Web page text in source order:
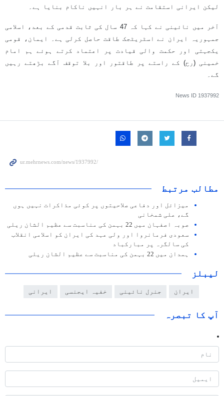
لیکن ایرانی استقامت نے ہر بار انہیں ناکام بنایا ہے۔
آخر میں نائینی نے کہا کہ 47 سال کی ثابت قدمی کے بعد، اسلامی
جمہوریہ ایران نے اسٹریٹجک طاقت حاصل کرلی ہے۔ ایمان، قومی
یکجہتی اور حکمت والی قیادت پر اعتماد کرتے ہوئے ہم امام
خمینی (رح) کے راستے پر طاقتور اور بلا توقف آگے بڑھتے رہیں
گے۔
News ID 1937992
مطالب مرتبط
میزائل اور دفاعی صلاحیتوں پر کوئی مذاکرات نہیں ہوں
گے، علی شمخانی
صوبہ اصفہان میں 22 بہمن کی مناسبت سے عظيم الشان ریلی
سعودی فرمانروا اور ولی عہد کی ایران کو اسلامی انقلاب
کی سالگرہ پر مبارکباد
ہمدان میں 22 بہمن کی مناسبت سے عظيم الشان ریلی
لیبلز
ایران جنرل نائینی خفیہ ایجنسی ایرانی
آپ کا تبصرہ